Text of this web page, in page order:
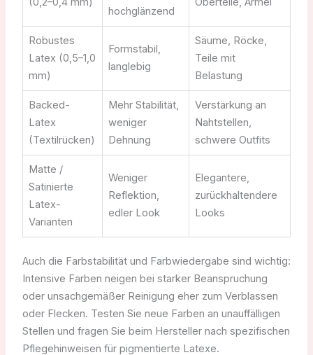
hochglänzend
Robustes
Latex (0,5–1,0
mm)
Formstabil,
langlebig
Säume, Röcke,
Teile mit
Belastung
Backed-
Latex
(Textilrücken)
Mehr Stabilität,
weniger
Dehnung
Verstärkung an
Nahtstellen,
schwere Outfits
Matte /
Satinierte
Latex-
Varianten
Weniger
Reflektion,
edler Look
Elegantere,
zurückhaltendere
Looks
Auch die Farbstabilität und Farbwiedergabe sind wichtig:
Intensive Farben neigen bei starker Beanspruchung
oder unsachgemäßer Reinigung eher zum Verblassen
oder Flecken. Testen Sie neue Farben an unauffälligen
Stellen und fragen Sie beim Hersteller nach spezifischen
Pflegehinweisen für pigmentierte Latexe.